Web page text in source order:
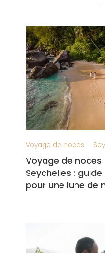
Voyage de noces |
Voyage de noces
Seychelles :
pour une lune de